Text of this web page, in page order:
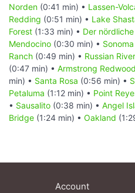
Norden (0:41 min) • Lassen-
Redding (0:51 min) • Lake
Forest (1:33 min) • Der
Mendocino (0:30 min) •
Ranch (0:49 min) • Russian River
(0:47 min) • Armstrong
min) • Santa Rosa (0:56 min) •
Petaluma (1:12 min) • Point
• Sausalito (0:38 min) • Angel
Bridge (1:24 min) • Oakland
Account